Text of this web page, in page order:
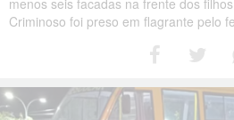
Criminoso foi preso em flagrante pelo